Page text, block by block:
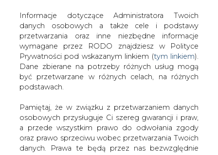
Informacje dotyczące Administratora Twoich
danych osobowych a także cele i podstawy
przetwarzania oraz inne niezbędne informacje
wymagane przez RODO znajdziesz w Polityce
Prywatności pod wskazanym linkiem (tym linkiem).
Dane zbierane na potrzeby różnych usług mogą
być przetwarzane w różnych celach, na różnych
podstawach.
Pamiętaj, że w związku z przetwarzaniem danych
osobowych przysługuje Ci szereg gwarancji i praw,
a przede wszystkim prawo do odwołania zgody
oraz prawo sprzeciwu wobec przetwarzania Twoich
danych. Prawa te będą przez nas bezwzględnie
drukuj
skomentuj
udostępnij
Rząd zgodził się na podpisanie